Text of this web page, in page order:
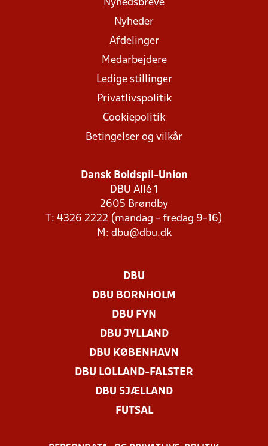
Nyhedsbreve
Nyheder
Afdelinger
Medarbejdere
Ledige stillinger
Privatlivspolitik
Cookiepolitik
Betingelser og vilkår
Dansk Boldspil-Union
DBU Allé 1
2605 Brøndby
T: 4326 2222 (mandag - fredag 9-16)
M: dbu@dbu.dk
DBU
DBU BORNHOLM
DBU FYN
DBU JYLLAND
DBU KØBENHAVN
DBU LOLLAND-FALSTER
DBU SJÆLLAND
FUTSAL